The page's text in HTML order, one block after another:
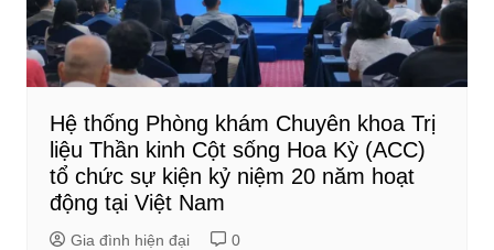
Hệ thống Phòng khám Chuyên khoa Trị
liệu Thần kinh Cột sống Hoa Kỳ (ACC)
tổ chức sự kiện kỷ niệm 20 năm hoạt
động tại Việt Nam
Gia đình hiện đại 0